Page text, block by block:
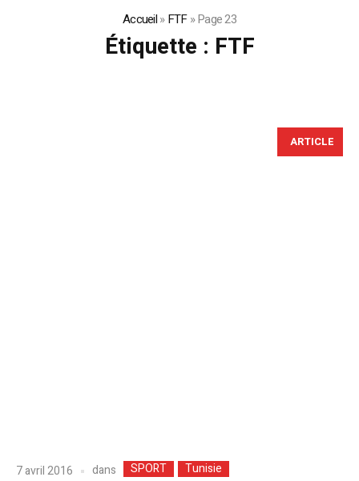
Accueil»FTF»Page 23
Étiquette : FTF
ARTICLE
7 avril 2016 dans SPORT Tunisie